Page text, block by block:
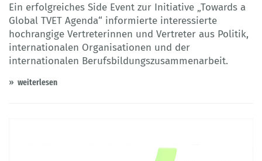
Ein erfolgreiches Side Event zur Initiative „Towards a
Global TVET Agenda“ informierte interessierte
hochrangige Vertreterinnen und Vertreter aus Politik,
internationalen Organisationen und der
internationalen Berufsbildungszusammenarbeit.
weiterlesen